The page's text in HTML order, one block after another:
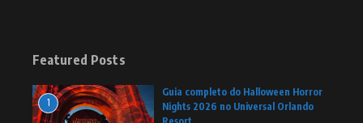
Featured Posts
1
Guia completo do Halloween Horror
Nights 2026 no Universal Orlando